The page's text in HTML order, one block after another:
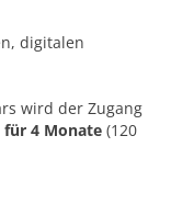
digitalen
wird der Zugang
für 4 Monate (120